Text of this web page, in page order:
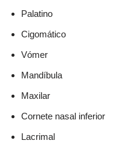
Palatino
Cigomático
Vómer
Mandíbula
Maxilar
Cornete nasal inferior
Lacrimal